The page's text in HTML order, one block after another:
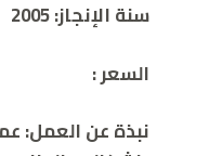
سنة الإنجاز: 2005
السعر :
نبذة عن العمل: